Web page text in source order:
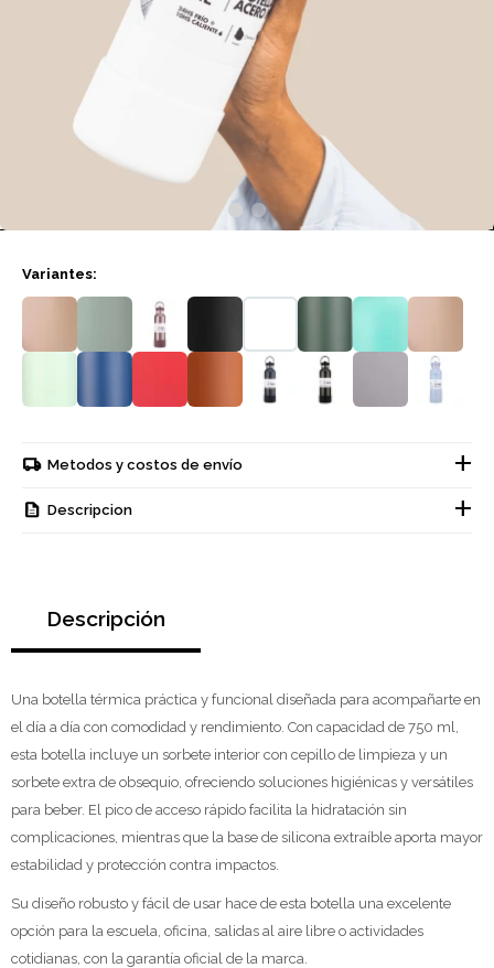
Variantes:
Metodos y costos de envío
Descripcion
Descripción
Una botella térmica práctica y funcional diseñada para acompañarte en
el día a día con comodidad y rendimiento. Con capacidad de 750 ml,
esta botella incluye un sorbete interior con cepillo de limpieza y un
sorbete extra de obsequio, ofreciendo soluciones higiénicas y versátiles
para beber. El pico de acceso rápido facilita la hidratación sin
complicaciones, mientras que la base de silicona extraíble aporta mayor
estabilidad y protección contra impactos.
Su diseño robusto y fácil de usar hace de esta botella una excelente
opción para la escuela, oficina, salidas al aire libre o actividades
cotidianas, con la garantía oficial de la marca.